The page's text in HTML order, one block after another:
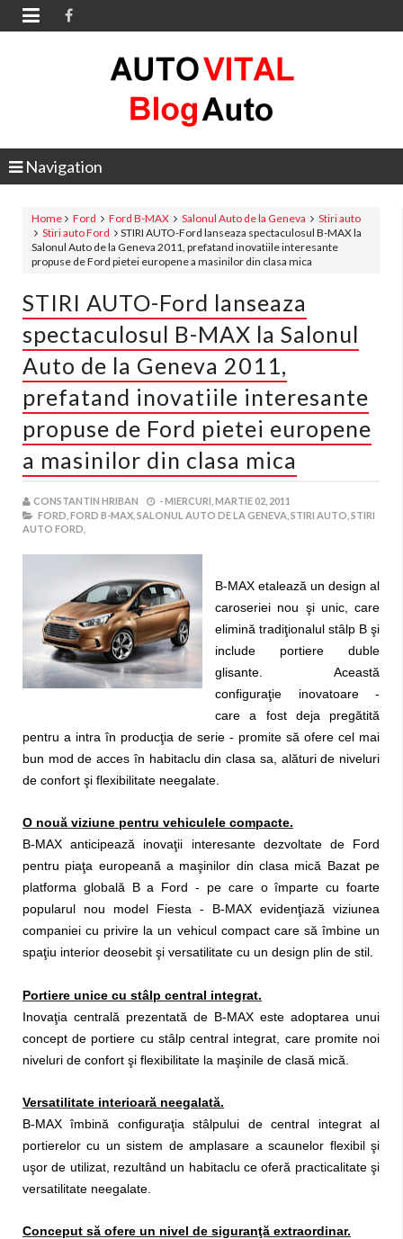

Navigation
Home Ford Ford B-MAX Salonul Auto de la Geneva
Stiri auto
Stiri auto Ford
STIRI AUTO-Ford lanseaza spectaculosul B-MAX la
Salonul Auto de la Geneva 2011, prefatand inovatiile interesante
propuse de Ford pietei europene a masinilor din clasa mica
STIRI AUTO-Ford lanseaza
spectaculosul B-MAX la Salonul
Auto de la Geneva 2011,
prefatand inovatiile interesante
propuse de Ford pietei europene
a masinilor din clasa mica
CONSTANTIN HRIBAN -MIERCURI, MARTIE 02, 2011
FORD, FORD B-MAX, SALONUL AUTO DE LA GENEVA, STIRI AUTO, STIRI
AUTO FORD,
B-MAX etalează un design al
caroseriei nou şi unic, care
elimină tradiţionalul stâlp B şi
include portiere duble
glisante. Această
configuraţie inovatoare -
care a fost deja pregătită
pentru a intra în producţia de serie - promite să ofere cel mai
bun mod de acces în habitaclu din clasa sa, alături de niveluri
de confort şi flexibilitate neegalate.
O nouă viziune pentru vehiculele compacte.
B-MAX anticipează inovaţii interesante dezvoltate de Ford
pentru piaţa europeană a maşinilor din clasa mică Bazat pe
platforma globală B a Ford - pe care o împarte cu foarte
popularul nou model Fiesta - B-MAX evidenţiază viziunea
companiei cu privire la un vehicul compact care să îmbine un
spaţiu interior deosebit şi versatilitate cu un design plin de stil.
Portiere unice cu stâlp central integrat.
Inovaţia centrală prezentată de B-MAX este adoptarea unui
concept de portiere cu stâlp central integrat, care promite noi
niveluri de confort şi flexibilitate la maşinile de clasă mică.
Versatilitate interioară neegalată.
B-MAX îmbină configuraţia stâlpului de central integrat al
portierelor cu un sistem de amplasare a scaunelor flexibil şi
uşor de utilizat, rezultând un habitaclu ce oferă practicalitate şi
versatilitate neegalate.
Conceput să ofere un nivel de siguranţă extraordinar.